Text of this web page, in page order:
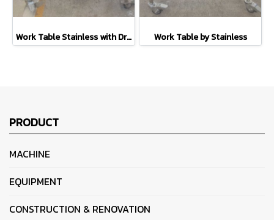
Work Table Stainless with Drawers Work Table by Stainless
PRODUCT
MACHINE
EQUIPMENT
CONSTRUCTION & RENOVATION